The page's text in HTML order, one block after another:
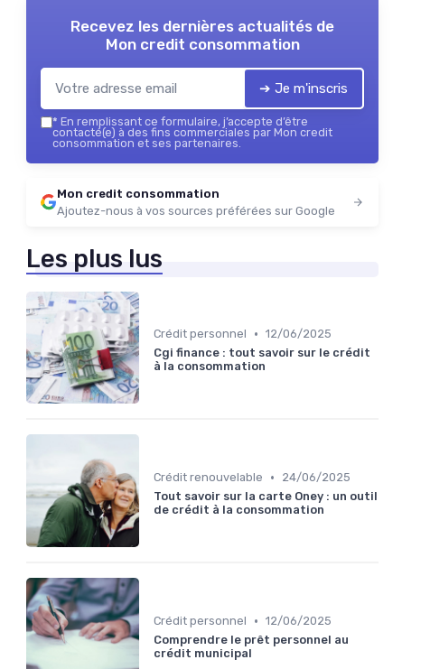
Recevez les dernières actualités de
Mon credit consommation
➔ Je m'inscris
* En remplissant ce formulaire, j’accepte d’être
contacté(e) à des fins commerciales par Mon credit
consommation et ses partenaires.
Mon credit consommation
Ajoutez-nous à vos sources préférées sur Google
Les plus lus
Crédit personnel • 12/06/2025
Cgi finance : tout savoir sur le crédit
à la consommation
Crédit renouvelable •
24/06/2025
Tout savoir sur la carte Oney : un outil
de crédit à la consommation
Crédit personnel • 12/06/2025
Comprendre le prêt personnel au
crédit municipal